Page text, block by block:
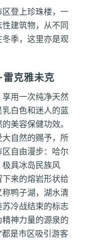
登上珍珠楼，一
建筑物，从不同
季，这里亦是观
克雅未克
用一次纯净天然
白色和迷人的蓝
美容保健功效。
自然的赐予，所
自由漫步：哈尔
具冰岛民族风
来的熔岩形状给
鸭子湖，湖水清
冷战结束的标志
神力量的源泉的
是市区吸引游客